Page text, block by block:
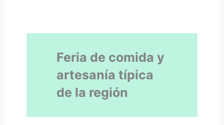
Feria de comida y
artesanía típica
de la región